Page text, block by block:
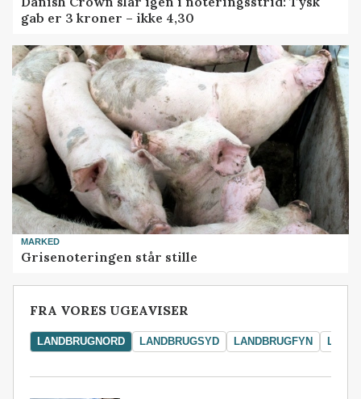
gab er 3 kroner – ikke 4,30
MARKED
Grisenoteringen står stille
FRA VORES UGEAVISER
LANDBRUGNORD LANDBRUGSYD LANDBRUGFYN